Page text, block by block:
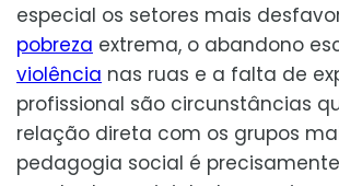
especial os setores mais
pobreza extrema, o abandono
violência nas ruas e a falta de
profissional são circunstâncias
relação direta com os grupos
pedagogia social é